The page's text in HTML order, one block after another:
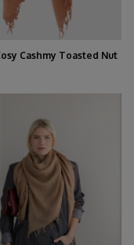
Cashmy Toasted Nut